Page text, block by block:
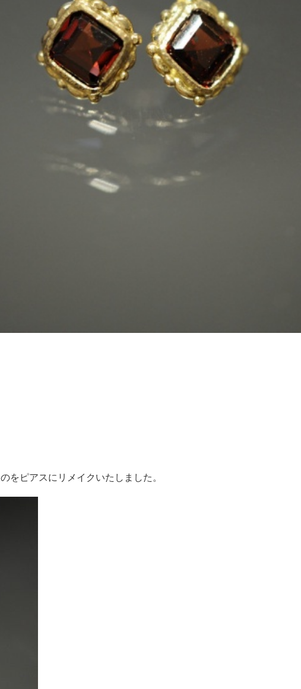
をピアスにリメイクいたしました。